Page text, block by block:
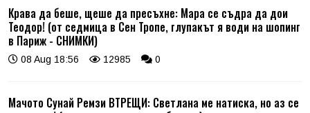
Крава да беше, щеше да пресъхне: Мара се съдра да дои
Теодор! (от седмица в Сен Тропе, глупакът я води на шопинг
в Париж - СНИМКИ)
08 Aug 18:56 12985 0
Мачото Сунай Ремзи ВТРЕЩИ: Светлана ме натиска, но аз се